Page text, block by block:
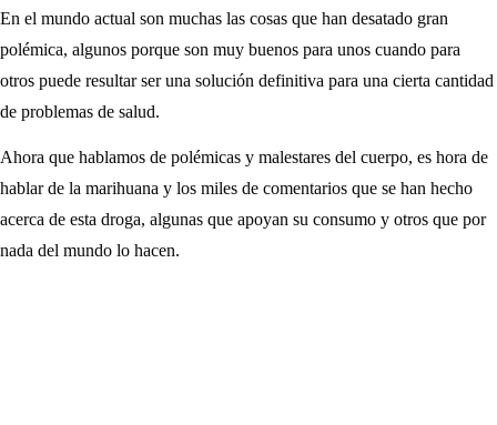
En el mundo actual son muchas las cosas que han desatado gran
polémica, algunos porque son muy buenos para unos cuando para
otros puede resultar ser una solución definitiva para una cierta cantidad
de problemas de salud.
Ahora que hablamos de polémicas y malestares del cuerpo, es hora de
hablar de la marihuana y los miles de comentarios que se han hecho
acerca de esta droga, algunas que apoyan su consumo y otros que por
nada del mundo lo hacen.